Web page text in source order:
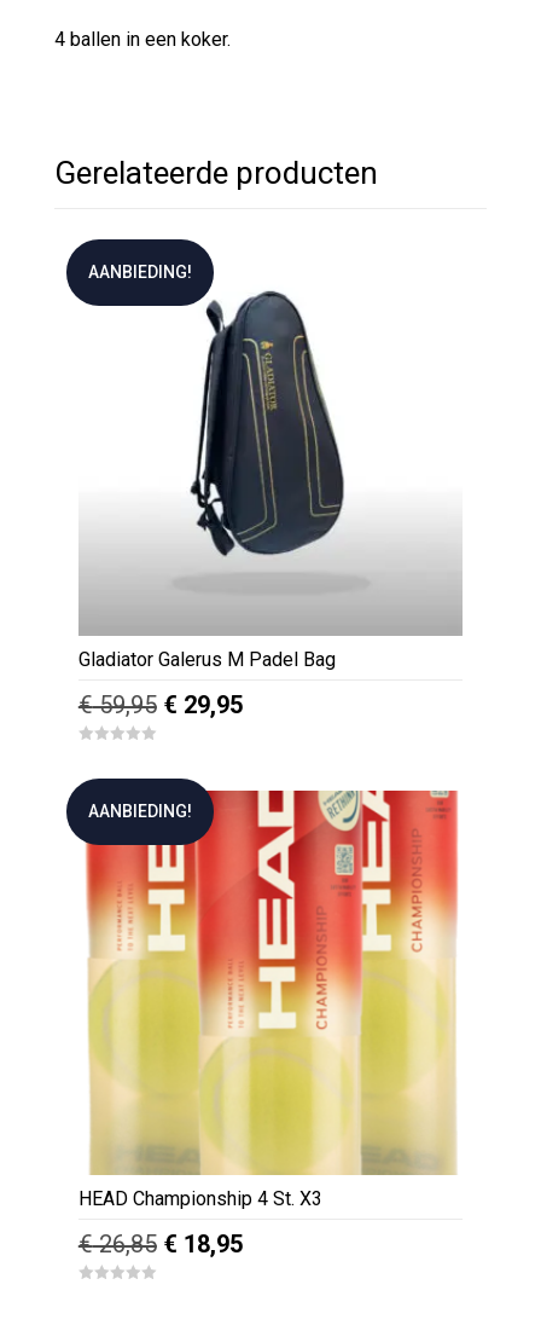
4 ballen in een koker.
Gerelateerde producten
AANBIEDING!
Gladiator Galerus M Padel Bag
€59,95 Oorspronkelijke
€ 59,95.
€ 29,95Huidige
€ 29,95.
u
5
AANBIEDING!
HEAD Championship 4 St. X3
€26,85 Oorspronkelijke
€ 18,95Huidige